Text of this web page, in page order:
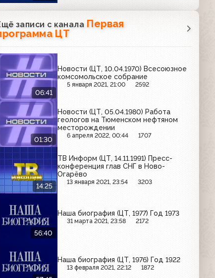
записи с канала Первая
ЦТ
06:41
Новости (ЦТ, 10.04.1970) Всесоюзное
комсомольское собрание
5 января 2021, 21:00 2592
01:30
Новости (ЦТ, 05.04.1980) Работа
геологов на Тюменском нефтяном
месторождении
6 апреля 2022, 00:44 1707
14:25
ТВ Информ (ЦТ, 14.11.1991) Пресс-
конференция глав СНГ в Ново-
Огарёво
13 января 2021, 23:54 3203
56:40
Наша биография (ЦТ, 1977) Год 1973
31 марта 2021, 23:58 2172
Наша биография (ЦТ, 1976) Год 1922
13 февраля 2021, 22:12 1872